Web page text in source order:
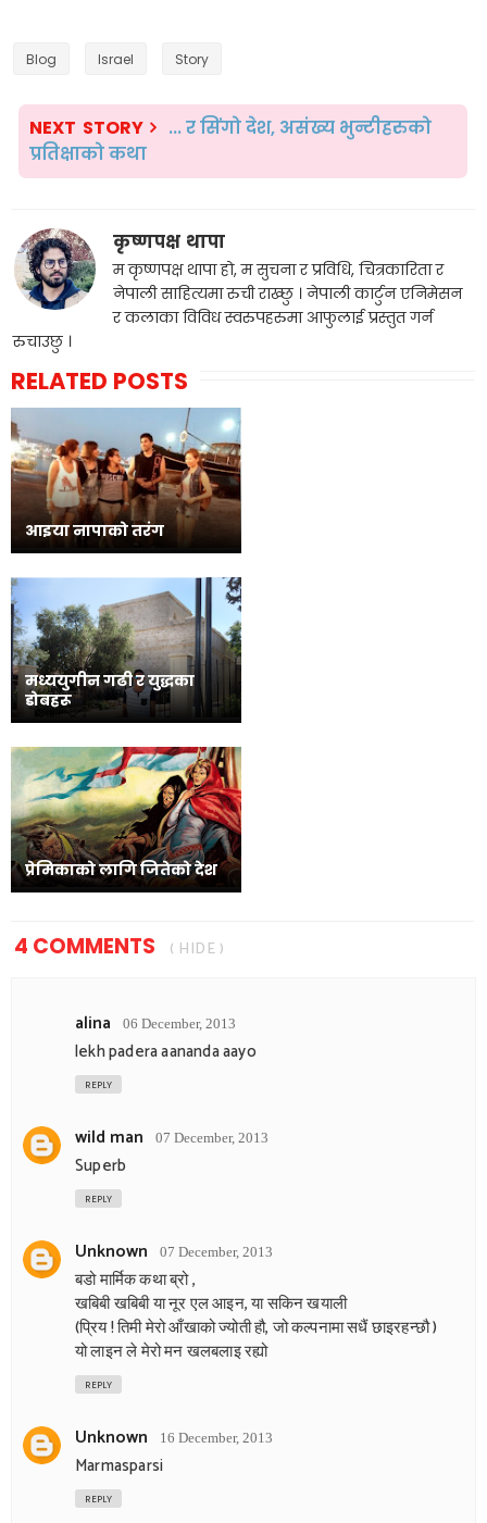
Blog Israel Story
NEXT STORY
... र सिंगो देश, असंख्य भुन्टीहरुको
प्रतिक्षाको कथा
कृष्णपक्ष थापा
म कृष्णपक्ष थापा हो, म सुचना र प्रविधि, चित्रकारिता र
नेपाली साहित्यमा रुची राख्छु । नेपाली कार्टुन एनिमेसन
र कलाका विविध स्वरुपहरुमा आफुलाई प्रस्तुत गर्न
रुचाउछु ।
RELATED POSTS
आइया नापाको तरंग
मध्ययुगीन गढी र युद्धका
डोबहरू
प्रेमिकाको लागि जितेको देश
4 COMMENTS ( HIDE )
alina 06 December, 2013
lekh padera aananda aayo
REPLY
wild man 07 December, 2013
Superb
REPLY
Unknown 07 December, 2013
बडो मार्मिक कथा ब्रो ,
खबिबी खबिबी या नूर एल आइन, या सकिन खयाली
(प्रिय ! तिमी मेरो आँखाको ज्योती हौ, जो कल्पनामा सधैं छाइरहन्छौ )
यो लाइन ले मेरो मन खलबलाइ रह्यो
REPLY
Unknown 16 December, 2013
Marmasparsi
REPLY